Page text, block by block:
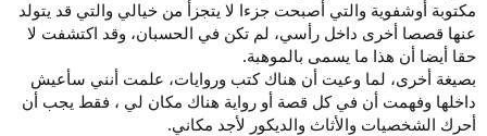
مكتوبة أوشفوية والتي أصبحت جزءا لا يتجزأ من خيالي والتي قد يتولد
عنها قصصا أخرى داخل رأسي، لم تكن في الحسبان، وقد اكتشفت لا
حقا أيضا أن هذا ما يسمى بالموهبة.
بصيغة أخرى، لما وعيت أن هناك كتب وروايات، علمت أنني سأعيش
داخلها وفهمت أن في كل قصة أو رواية هناك مكان لي ، فقط يجب أن
أحرك الشخصيات والأثاث والديكور لأجد مكاني.